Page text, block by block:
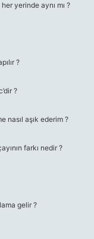
yerinde aynı mı ?
?
?
nasıl aşık ederim ?
farkı nedir ?
gelir ?